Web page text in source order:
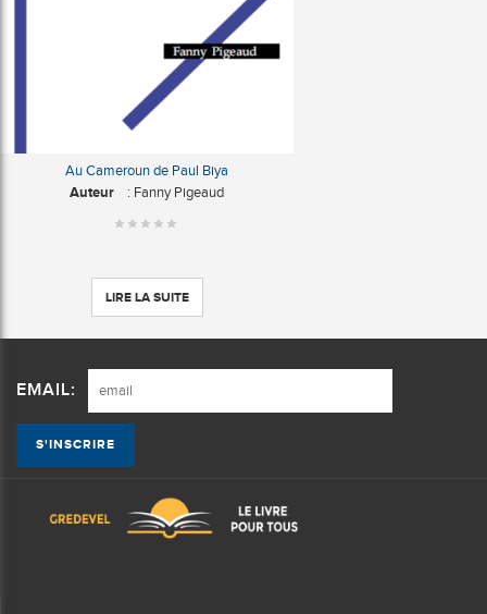
Au Cameroun de Paul Biya
Auteur : Fanny Pigeaud
LIRE LA SUITE
EMAIL: